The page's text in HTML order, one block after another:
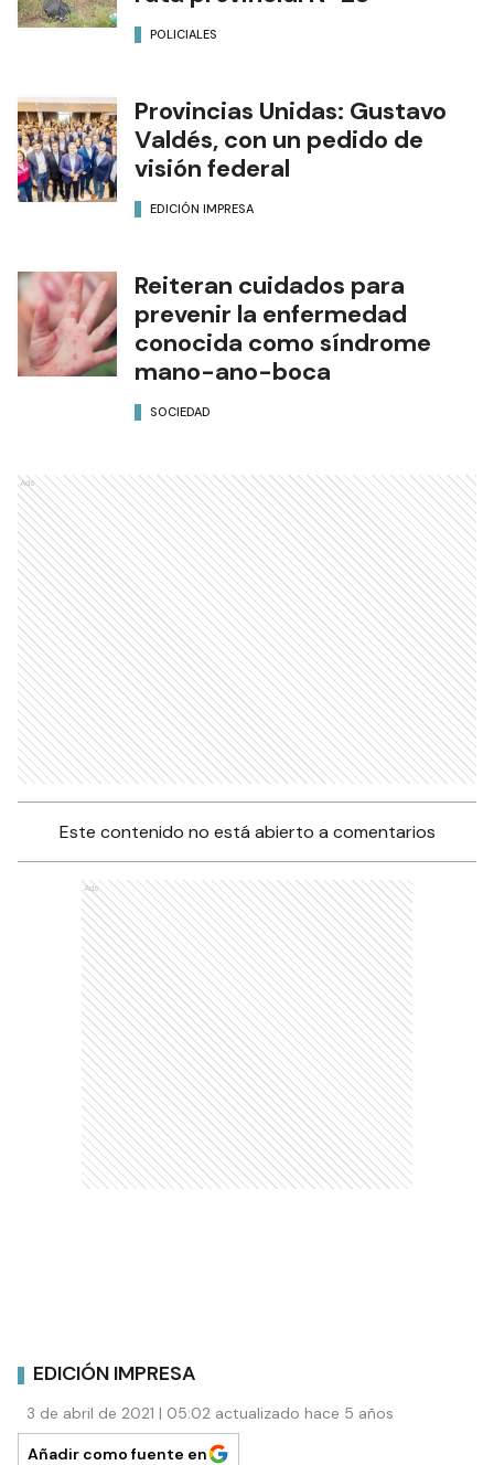
POLICIALES
Provincias Unidas: Gustavo
Valdés, con un pedido de
visión federal
EDICIÓN IMPRESA
Reiteran cuidados para
prevenir la enfermedad
conocida como síndrome
mano-ano-boca
SOCIEDAD
Ads
Este contenido no está abierto a comentarios
Ads
EDICIÓN IMPRESA
3 de abril de 2021 | 05:02 actualizado hace 5 años
Añadir como fuente en